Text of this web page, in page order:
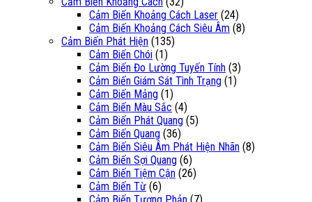
Cảm Biến Khoảng Cách Laser (24)
Cảm Biến Khoảng Cách Siêu Âm (8)
Cảm Biến Phát Hiện (135)
Cảm Biến Chói (1)
Cảm Biến Đo Lường Tuyến Tính (3)
Cảm Biến Giám Sát Tình Trạng (1)
Cảm Biến Mảng (1)
Cảm Biến Màu Sắc (4)
Cảm Biến Phát Quang (5)
Cảm Biến Quang (36)
Cảm Biến Siêu Âm Phát Hiện Nhãn (8)
Cảm Biến Sợi Quang (6)
Cảm Biến Tiệm Cận (26)
Cảm Biến Từ (6)